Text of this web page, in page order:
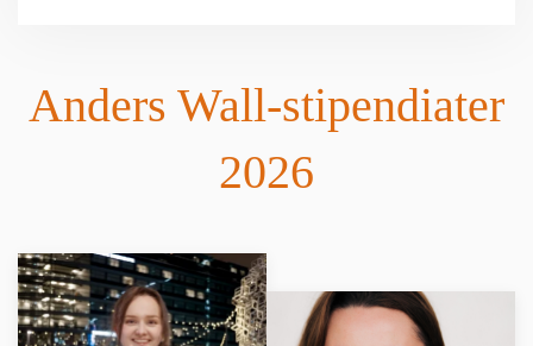
Anders Wall-stipendiater
2026